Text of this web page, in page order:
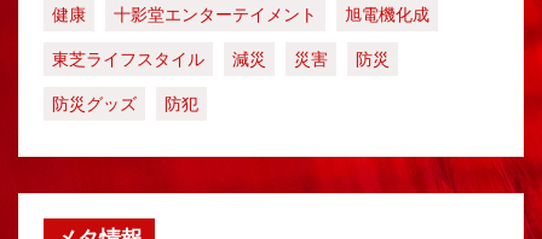
健康
十影堂エンターテイメント
旭電機化成
東芝ライフスタイル
減災 災害
防災
防災グッズ
防犯